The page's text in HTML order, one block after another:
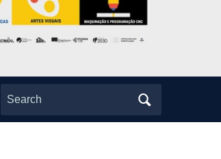
Search
for: